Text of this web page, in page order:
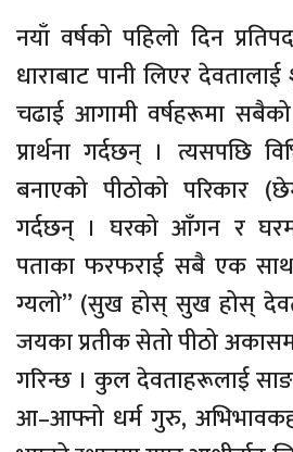
नयाँ वर्षको पहिलो दिन
धाराबाट पानी लिएर
चढाई आगामी वर्षहरूमा
प्रार्थना गर्दछन् । त्यसपछि
बनाएको पीठोको परिकार
गर्दछन् । घरको आँगन र
पताका फरफराई सबै एक साथ
ग्यलो’’ (सुख होस् सुख होस्
जयका प्रतीक सेतो पीठो
गरिन्छ । कुल देवताहरूलाई
आ–आफ्नो धर्म गुरु,